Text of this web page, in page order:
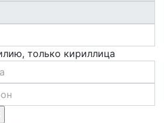
только кириллица